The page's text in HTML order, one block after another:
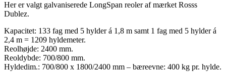
Her er valgt galvaniserede LongSpan reoler af mærket Rosss
Dublez.
Kapacitet: 133 fag med 5 hylder á 1,8 m samt 1 fag med 5 hylder á
2,4 m = 1209 hyldemeter.
Reolhøjde: 2400 mm.
Reoldybde: 700/800 mm.
Hyldedim.: 700/800 x 1800/2400 mm – bæreevne: 400 kg pr. hylde.